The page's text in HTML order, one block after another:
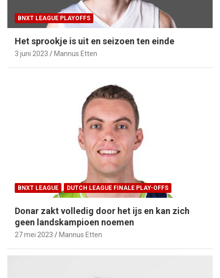
BNXT LEAGUE PLAYOFFS
Het sprookje is uit en seizoen ten einde
3 juni 2023 Mannus Etten
BNXT LEAGUE DUTCH LEAGUE FINALE PLAY-OFFS
Donar zakt volledig door het ijs en kan zich
geen landskampioen noemen
27 mei 2023 Mannus Etten